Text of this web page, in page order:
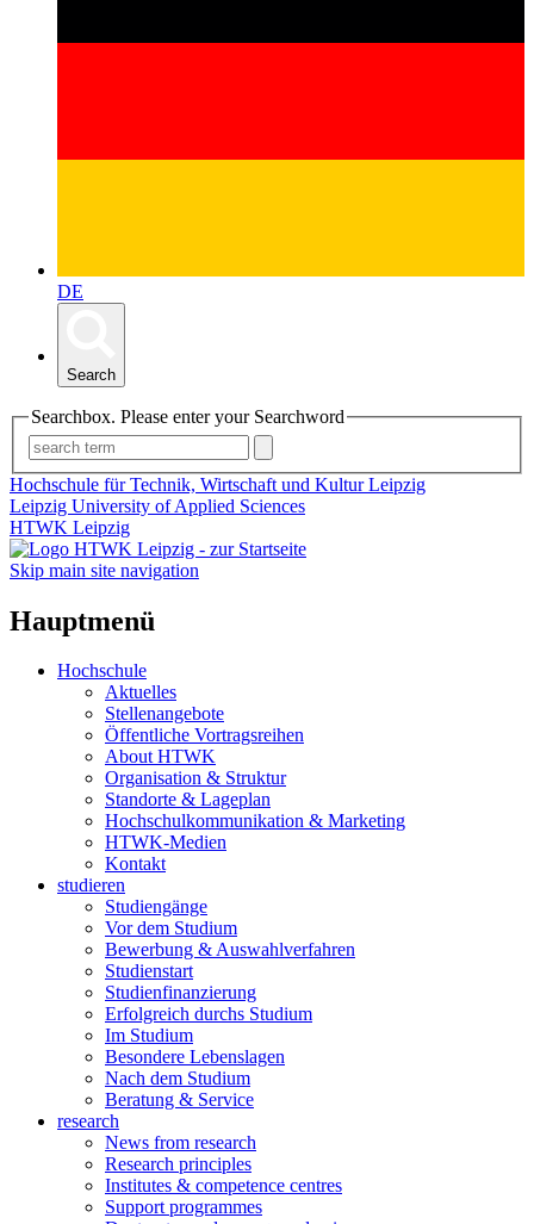
DE
Search
Searchbox. Please enter your Searchword
Hochschule für Technik, Wirtschaft und Kultur Leipzig
Leipzig University of Applied Sciences
HTWK Leipzig
Skip main site navigation
Hauptmenü
Hochschule
Aktuelles
Stellenangebote
Öffentliche Vortragsreihen
About HTWK
Organisation & Struktur
Standorte & Lageplan
Hochschulkommunikation & Marketing
HTWK-Medien
Kontakt
studieren
Studiengänge
Vor dem Studium
Bewerbung & Auswahlverfahren
Studienstart
Studienfinanzierung
Erfolgreich durchs Studium
Im Studium
Besondere Lebenslagen
Nach dem Studium
Beratung & Service
research
News from research
Research principles
Institutes & competence centres
Support programmes